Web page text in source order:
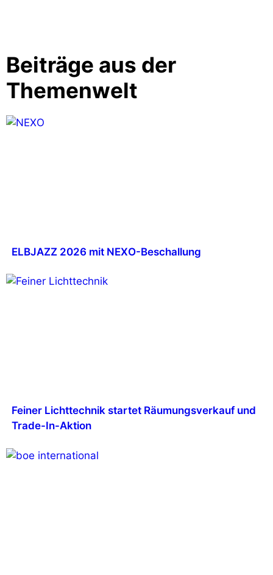
Beiträge aus der
Themenwelt
ELBJAZZ 2026 mit NEXO-Beschallung
Feiner Lichttechnik startet Räumungsverkauf und
Trade-In-Aktion